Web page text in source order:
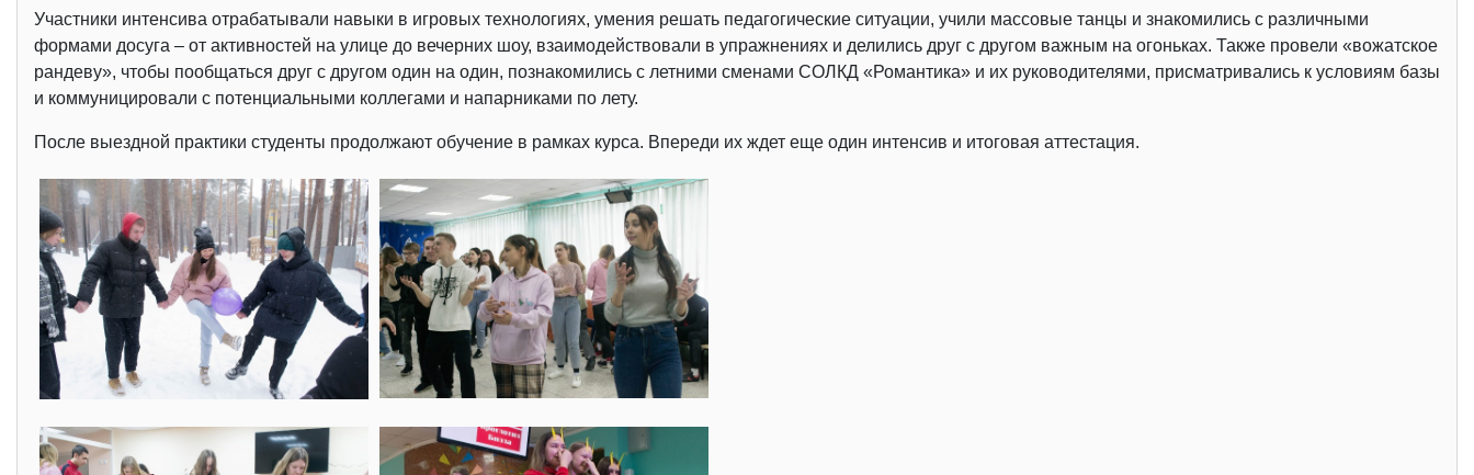
Участники интенсива отрабатывали навыки в игровых технологиях, умения решать педагогические ситуации, учили массовые танцы и знакомились с различными
формами досуга – от активностей на улице до вечерних шоу, взаимодействовали в упражнениях и делились друг с другом важным на огоньках. Также провели «вожатское
рандеву», чтобы пообщаться друг с другом один на один, познакомились с летними сменами СОЛКД «Романтика» и их руководителями, присматривались к условиям базы
и коммуницировали с потенциальными коллегами и напарниками по лету.
После выездной практики студенты продолжают обучение в рамках курса. Впереди их ждет еще один интенсив и итоговая аттестация.